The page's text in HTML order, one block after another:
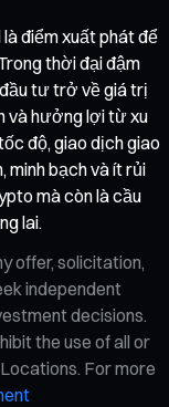
điểm xuất phát để
thời đại đậm
tư trở về giá trị
và hưởng lợi từ xu
độ, giao dịch giao
minh bạch và ít rủi
mà còn là cầu
lai.
offer, solicitation,
independent
decisions.
the use of all or
For more